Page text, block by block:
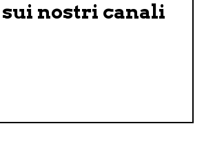
sui nostri canali
on Facebook
on Instagram